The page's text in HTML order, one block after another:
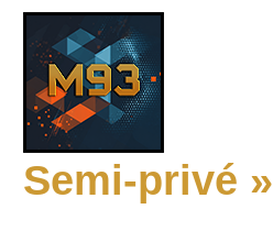
Semi-privé »